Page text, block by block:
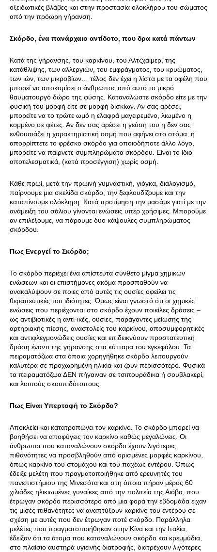
οξειδωτικές βλάβες και στην προστασία ολοκλήρου του σώματος
από την πρόωρη γήρανση.
Σκόρδο, ένα πανάρχαιο αντίδοτο, που δρα κατά πάντων
Κατά της γήρανσης, του καρκίνου, του Αλτζχάιμερ, της
κατάθλιψης, των αλλεργιών, του εμφράγματος, του κρυώματος,
των ιών, των μικροβίων… τέλος δεν έχει η λίστα με τα οφέλη που
μπορεί να αποκομίσει ο άνθρωπος από αυτό το μικρό
θαυματουργό δώρο της φύσης. Καταναλώστε σκόρδο είτε με την
φυσική του μορφή είτε σε μορφή δισκίων. Αν σας αρέσει,
μπορείτε να το τρώτε ωμό η ελαφρά μαγειρεμένο, λιωμένο η
κομμένο σε φέτες. Αν δεν σας αρέσει η γεύση του η δεν σας
ενθουσιάζει η χαρακτηριστική οσμή που αφήνει στο στόμα, ή
απορρίπτετε το φρέσκο σκόρδο για οποιοδήποτε άλλο λόγο,
μπορείτε να παίρνετε συμπληρώματα σκόρδου. Είναι το ίδιο
αποτελεσματικά, (κατά προσέγγιση) χωρίς οσμή.
Κάθε πρωί, μετά την πρωινή γυμναστική, γιόγκα, διαλογισμό,
παίρνουμε μια σκελίδα σκόρδο, την ξεφλουδίζουμε και την
καταπίνουμε ολόκληρη. Κατά προτίμηση την μασάμε γιατί με την
ανάμειξη του σάλιου γίνονται ενώσεις υπέρ χρήσιμες. Μπορούμε
αν επιλέξουμε, να πάρουμε δυο κάψουλες συμπληρώματος
σκόρδου.
Πως Ενεργεί το Σκόρδο;
Το σκόρδο περιέχει ένα απίστευτα σύνθετο μίγμα χημικών
ενώσεων και οι επιστήμονες ακόμα προσπαθούν να
ανακαλύψουν σε ποιες από αυτές τις ουσίες οφείλει τις
θεραπευτικές του ιδιότητες. Όμως είναι γνωστό ότι οι χημικές
ενώσεις που περιέχονται στο σκόρδο έχουν ποικίλες δράσεις –
ως αντιβιοτικές η αντί-ικές, ουσίες, παράγοντες μείωσης της
αρτηριακής πίεσης, αναστολείς του καρκίνου, αποσυμφορητικές
και αντιφλεγμονώδεις ουσίες και επιδεικνύουν προστατευτική
δράση έναντι της γήρανσης στα κύτταρα του εγκεφάλου. Τα
πειραματόζωα στα όποια χορηγήθηκε σκόρδο λειτουργούν
καλυτέρα σε προχωρημένη ηλικία και ζουν περισσότερο. Φυσικά
τα πειραματόζωα ΔΕΝ πήγαιναν σε τσιπουράδικα ή σουβλακερί,
και λοιπούς σκουπιδότοπους.
Πως Είναι Υπερτοφή το Σκόρδο?
Αποκλείει και κατατροπώνει τον καρκίνο. Το σκόρδο μπορεί να
βοηθήσει να αποφύγεις τον καρκίνο καθώς μεγαλώνεις. Οι
άνθρωποι που καταναλώνουν σκόρδο έχουν λιγότερες
πιθανότητες να προσβληθούν από ορισμένες μορφές καρκίνου,
όπως καρκίνο του στομάχου και του παχέως εντέρου. Όπως
έδειξε μελέτη που πραγματοποιήθηκε από ερευνητές του
πανεπιστήμιου της Μινεσότα και στη όποια πήραν μέρος 60
χιλιάδες ηλικιωμένες γυναίκες από την πολιτεία της Αιόβα, που
έτρωγαν σκόρδο περισσότερο από μια φορά την εβδομάδα είχαν
τις μισές πιθανότητες να αναπτύξουν καρκίνο του εντέρου σε
σχέση με αυτές που δεν έτρωγαν ποτέ σκόρδο. Παράλληλα
μελέτες που πραγματοποιήθηκαν στην Κίνα και την Ιταλία,
έδειξαν ότι τα άτομα που καταναλώνουν σκόρδο και κρεμμύδια,
στο πλαίσιο αυστηρά υγιεινής διατροφής, διατρέχουν λιγότερες